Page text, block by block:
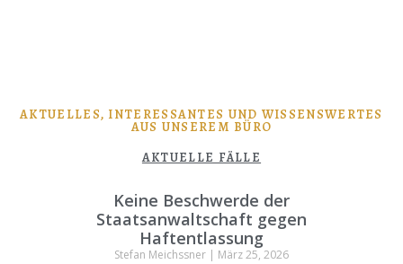
AKTUELLES, INTERESSANTES UND WISSENSWERTES
AUS UNSEREM BÜRO
AKTUELLE FÄLLE
Keine Beschwerde der
Staatsanwaltschaft gegen
Haftentlassung
Stefan Meichssner
März 25, 2026